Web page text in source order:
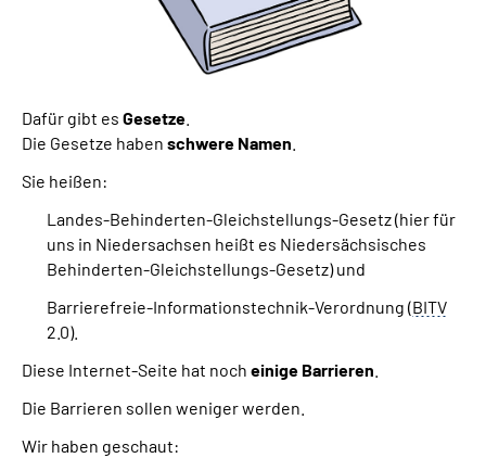
Dafür gibt es Gesetze
Die Gesetze haben schwere Namen
Sie heißen:
Landes-Behinderten-Gleichstellungs-Gesetz (hier für
uns in Niedersachsen heißt es Niedersächsisches
Behinderten-Gleichstellungs-Gesetz)und
Barrierefreie-Informationstechnik-Verordnung (BITV
2.0).
Diese Internet-Seite hat noch einige Barrieren
Die Barrieren sollen weniger werden.
Wir haben geschaut: